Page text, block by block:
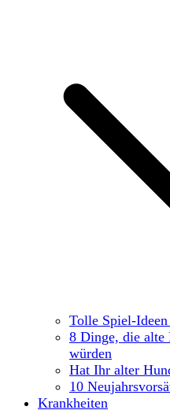
Tolle Spiel-
8 Dinge, die alte
würden
Hat Ihr alter
10
Krankheiten